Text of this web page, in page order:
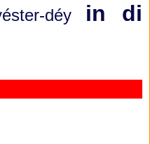
déy in di
9